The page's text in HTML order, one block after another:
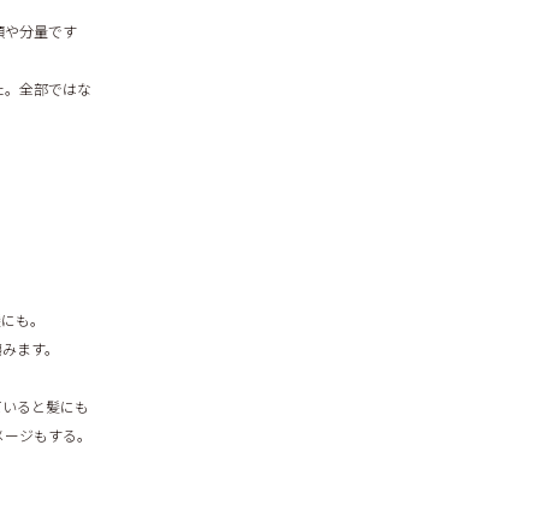
や分量です
全部ではな
も。
ます。
ると髪にも
ジもする。